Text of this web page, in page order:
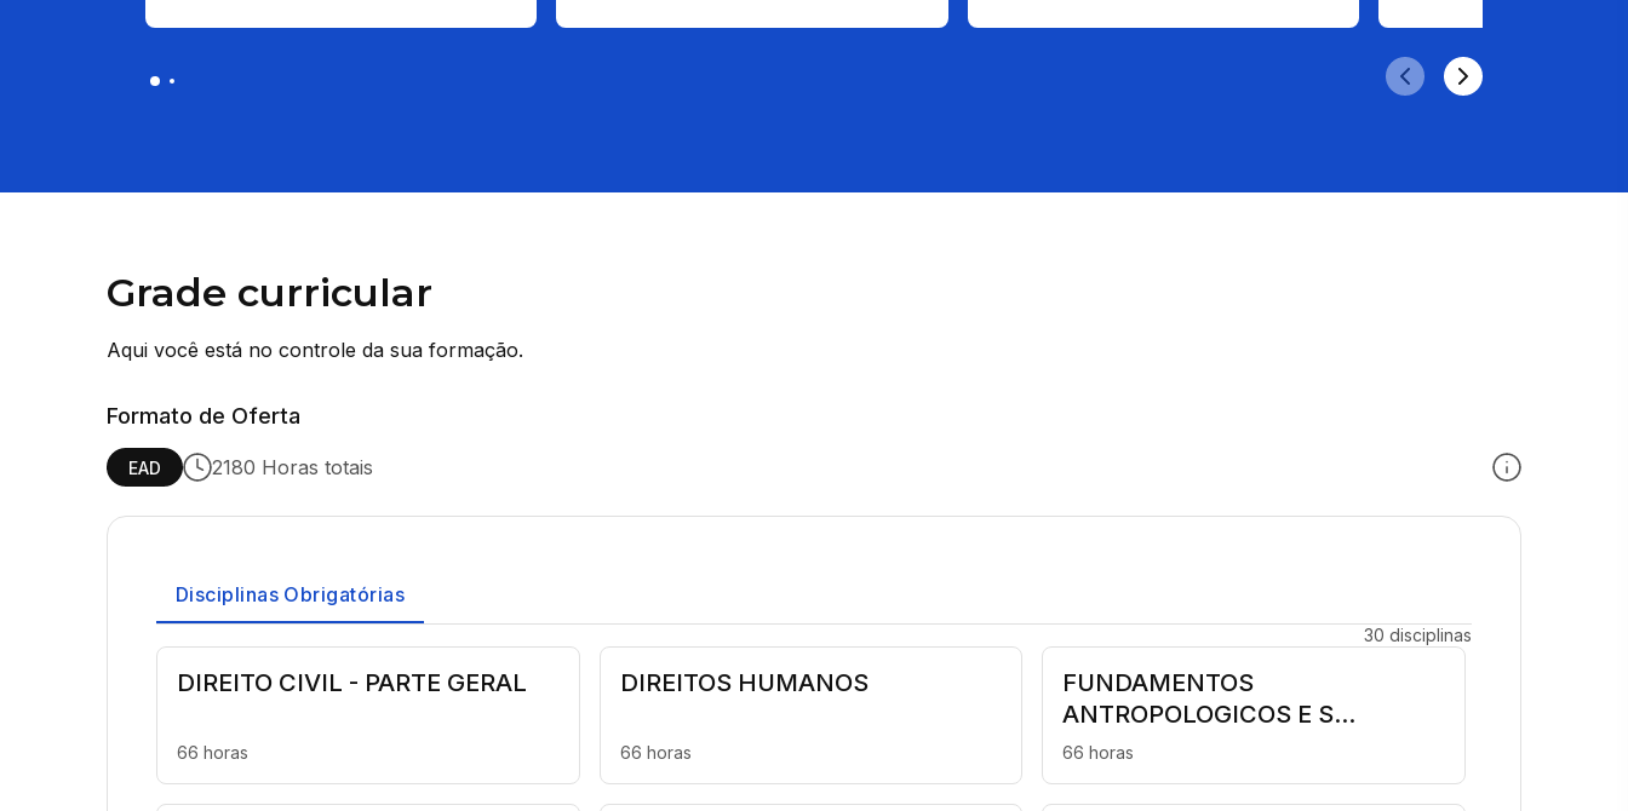
Grade curricular
Aqui você está no controle da sua formação.
Formato de Oferta
EAD 2180 Horas totais
Disciplinas Obrigatórias
30 disciplinas
DIREITO CIVIL - PARTE GERAL
66 horas
DIREITOS HUMANOS
66 horas
FUNDAMENTOS
ANTROPOLOGICOS E S...
66 horas